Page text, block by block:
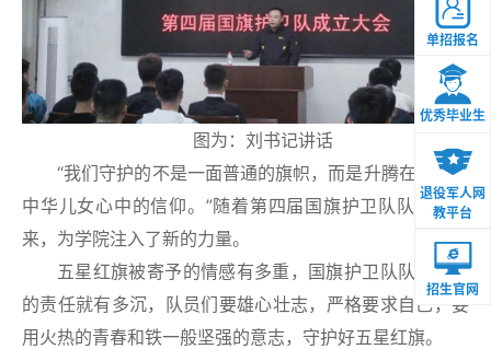
图为：刘书记讲话
“我们守护的不是一面普通的旗帜，而是升腾在每一名
中华儿女心中的信仰。”随着第四届国旗护卫队队员的到
来，为学院注入了新的力量。
五星红旗被寄予的情感有多重，国旗护卫队队员肩上
的责任就有多沉，队员们要雄心壮志，严格要求自己，要
用火热的青春和铁一般坚强的意志，守护好五星红旗。
单招报名
优秀毕业生
退役军人网
教平台
招生官网